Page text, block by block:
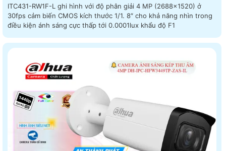
ITC431-RW1F-L ghi hình với độ phân giải 4 MP (2688×1520) ở
30fps cảm biến CMOS kích thước 1/1. 8″ cho khả năng nhìn trong
điều kiện ánh sáng cực thấp tới 0.0001lux khẩu độ F1